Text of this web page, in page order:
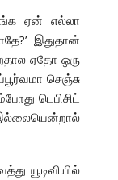
ஏன் எல்லா
இதுதான்
ஏதோ ஒரு
செஞ்சு
டெபிசிட்
இல்லையென்றால்
யூடிவியில்